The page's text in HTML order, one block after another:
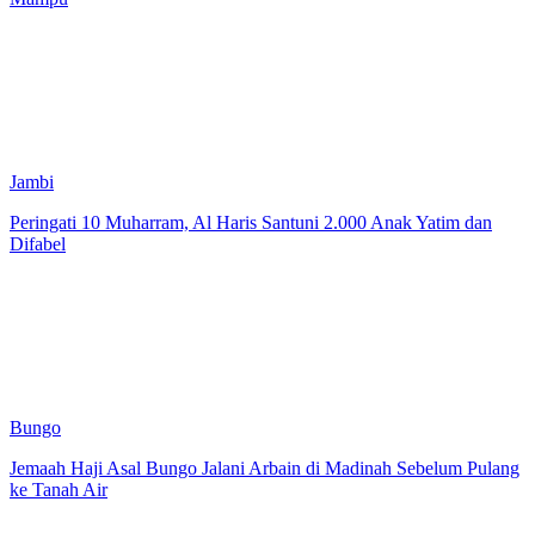
Jambi
Peringati 10 Muharram, Al Haris Santuni 2.000 Anak Yatim dan
Difabel
Bungo
Jemaah Haji Asal Bungo Jalani Arbain di Madinah Sebelum Pulang
ke Tanah Air